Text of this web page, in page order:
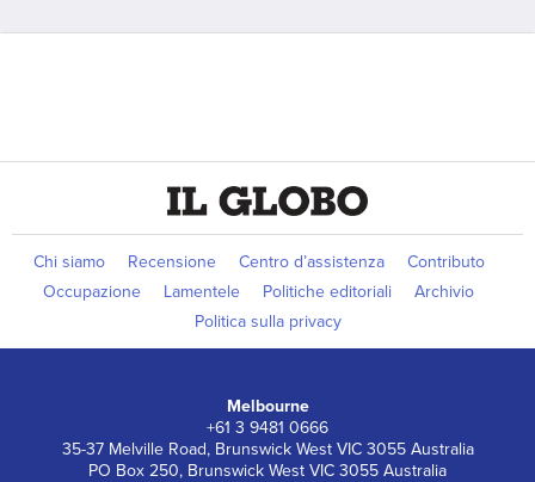
Chi siamo Recensione Centro d’assistenza
Contributo
Occupazione
Lamentele Politiche editoriali
Archivio
Politica sulla privacy
Melbourne
+61 3 9481 0666
35-37 Melville Road, Brunswick West VIC 3055 Australia
PO Box 250, Brunswick West VIC 3055 Australia